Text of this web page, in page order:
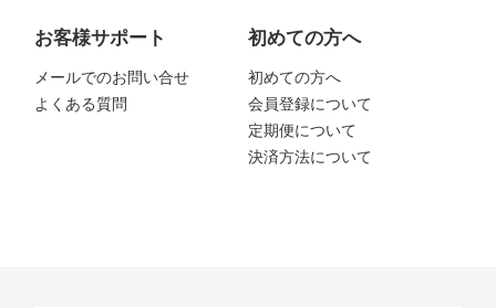
お客様サポート
メールでのお問い合せ
よくある質問
初めての方へ
初めての方へ
会員登録について
定期便について
決済方法について